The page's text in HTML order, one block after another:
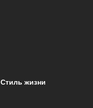
Стиль жизни